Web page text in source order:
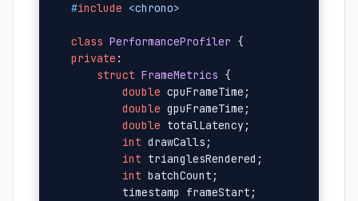
#include <chrono>
class PerformanceProfiler
private :
struct FrameMetrics {
double cpuFrameTime;
double gpuFrameTime;
double totalLatency;
int drawCalls;
int trianglesRendered;
int batchCount;
        timestamp frameStart;